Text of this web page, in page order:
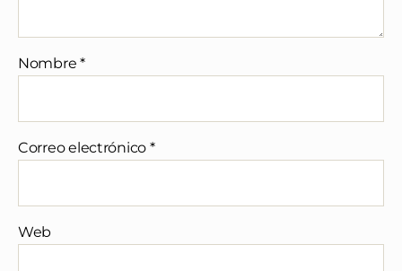
Nombre*
Correo electrónico *
Web